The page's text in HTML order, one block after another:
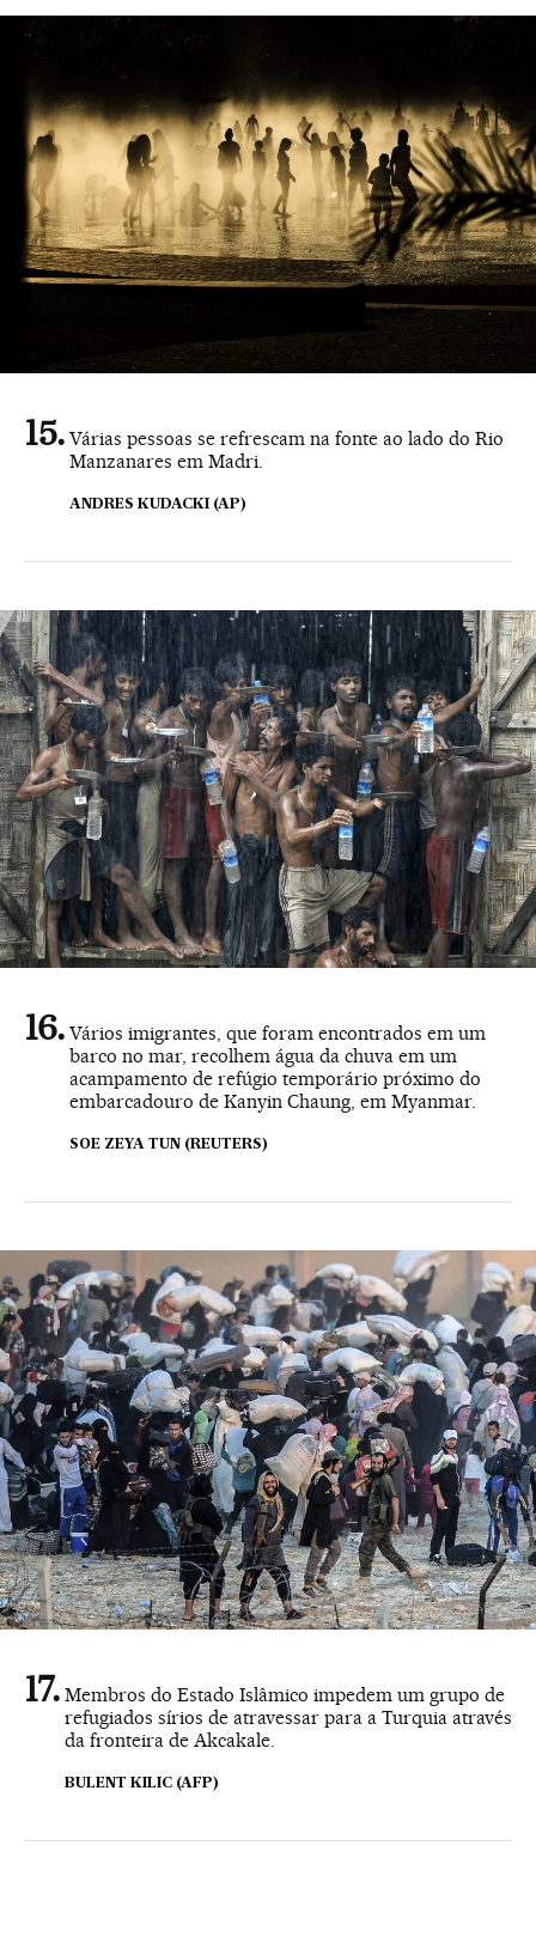
Várias pessoas se refrescam na fonte ao lado do Rio
Manzanares em Madri.
ANDRES KUDACKI (AP)
Vários imigrantes, que foram encontrados em um
barco no mar, recolhem água da chuva em um
acampamento de refúgio temporário próximo do
embarcadouro de Kanyin Chaung, em Myanmar.
SOE ZEYA TUN (REUTERS)
Membros do Estado Islâmico impedem um grupo de
refugiados sírios de atravessar para a Turquia através
da fronteira de Akcakale.
BULENT KILIC (AFP)